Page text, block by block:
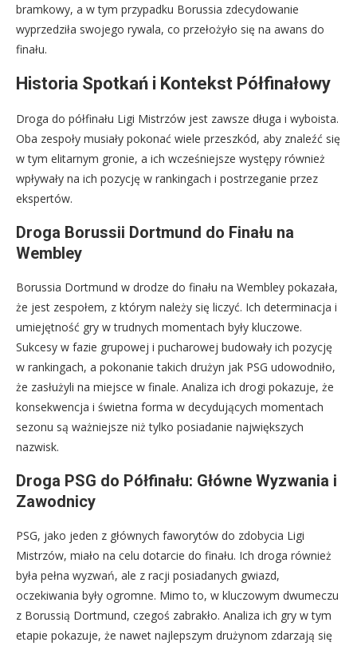
bramkowy, a w tym przypadku Borussia zdecydowanie
wyprzedziła swojego rywala, co przełożyło się na awans do
finału.
Historia Spotkań i Kontekst Półfinałowy
Droga do półfinału Ligi Mistrzów jest zawsze długa i wyboista.
Oba zespoły musiały pokonać wiele przeszkód, aby znaleźć się
w tym elitarnym gronie, a ich wcześniejsze występy również
wpływały na ich pozycję w rankingach i postrzeganie przez
ekspertów.
Droga Borussii Dortmund do Finału na
Wembley
Borussia Dortmund w drodze do finału na Wembley pokazała,
że jest zespołem, z którym należy się liczyć. Ich determinacja i
umiejętność gry w trudnych momentach były kluczowe.
Sukcesy w fazie grupowej i pucharowej budowały ich pozycję
w rankingach, a pokonanie takich drużyn jak PSG udowodniło,
że zasłużyli na miejsce w finale. Analiza ich drogi pokazuje, że
konsekwencja i świetna forma w decydujących momentach
sezonu są ważniejsze niż tylko posiadanie największych
nazwisk.
Droga PSG do Półfinału: Główne Wyzwania i
Zawodnicy
PSG, jako jeden z głównych faworytów do zdobycia Ligi
Mistrzów, miało na celu dotarcie do finału. Ich droga również
była pełna wyzwań, ale z racji posiadanych gwiazd,
oczekiwania były ogromne. Mimo to, w kluczowym dwumeczu
z Borussią Dortmund, czegoś zabrakło. Analiza ich gry w tym
etapie pokazuje, że nawet najlepszym drużynom zdarzają się